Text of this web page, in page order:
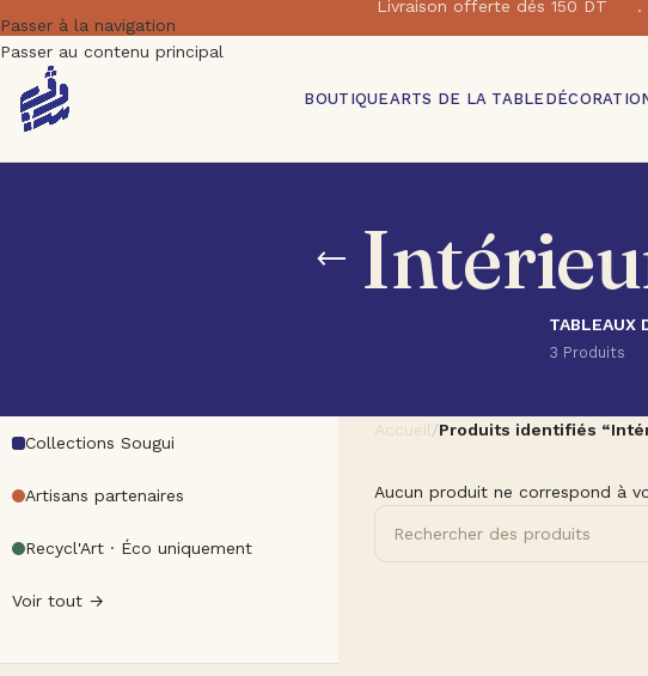
Passer à la navigation
Passer au contenu principal
Livraison offerte dés 150
BOUTIQUEARTS DE LA TABLE
TABLEAUX
3 Produits
Collections Sougui
Artisans partenaires
Recycl'Art · Éco uniquement
Voir tout →
Accueil/Produits identifiés
Aucun produit ne correspond à